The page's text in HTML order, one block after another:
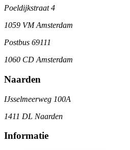
Poeldijkstraat 4
1059 VM Amsterdam
Postbus 69111
1060 CD Amsterdam
Naarden
IJsselmeerweg 100A
1411 DL Naarden
Informatie